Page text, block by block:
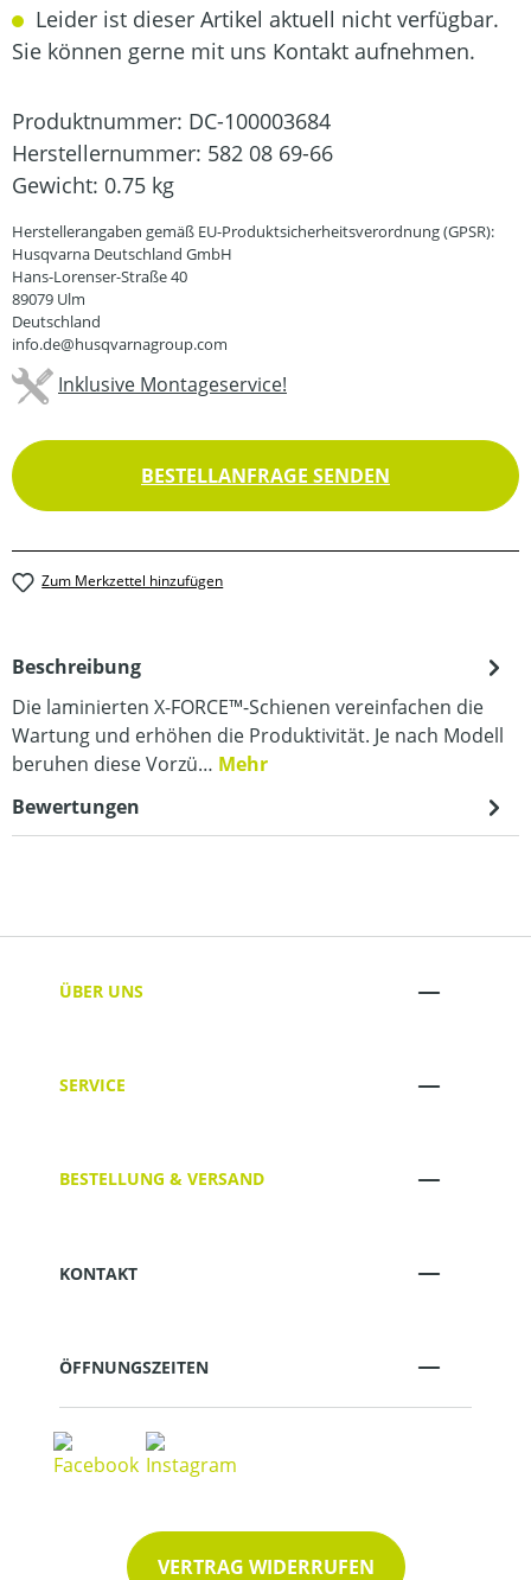
Leider ist dieser Artikel aktuell nicht verfügbar.
Sie können gerne mit uns Kontakt aufnehmen.
Produktnummer: DC-100003684
Herstellernummer: 582 08 69-66
Gewicht: 0.75 kg
Herstellerangaben gemäß EU-Produktsicherheitsverordnung (GPSR):
Husqvarna Deutschland GmbH
Hans-Lorenser-Straße 40
89079 Ulm
Deutschland
info.de@husqvarnagroup.com
Inklusive Montageservice!
BESTELLANFRAGE SENDEN
Zum Merkzettel hinzufügen
Beschreibung
Die laminierten X-FORCE™-Schienen vereinfachen die
Wartung und erhöhen die Produktivität. Je nach Modell
beruhen diese Vorzü… Mehr
Bewertungen
ÜBER UNS
SERVICE
BESTELLUNG & VERSAND
KONTAKT
ÖFFNUNGSZEITEN
VERTRAG WIDERRUFEN